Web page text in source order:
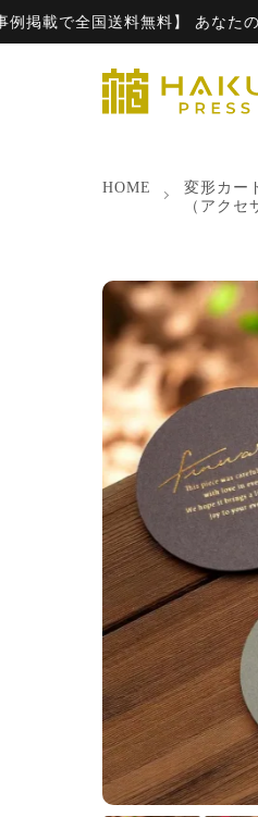
全国送料無料】 あなたの箔押
HOME
変形カー
（アクセ